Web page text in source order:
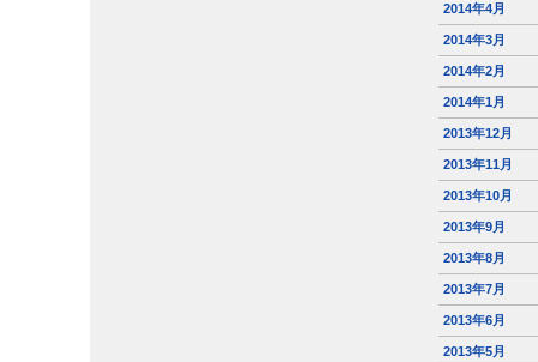
2014年4月
2014年3月
2014年2月
2014年1月
2013年12月
2013年11月
2013年10月
2013年9月
2013年8月
2013年7月
2013年6月
2013年5月